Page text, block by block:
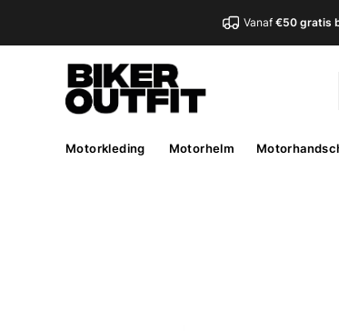
Vanaf €50 gratis
Motorkleding Motorhelm